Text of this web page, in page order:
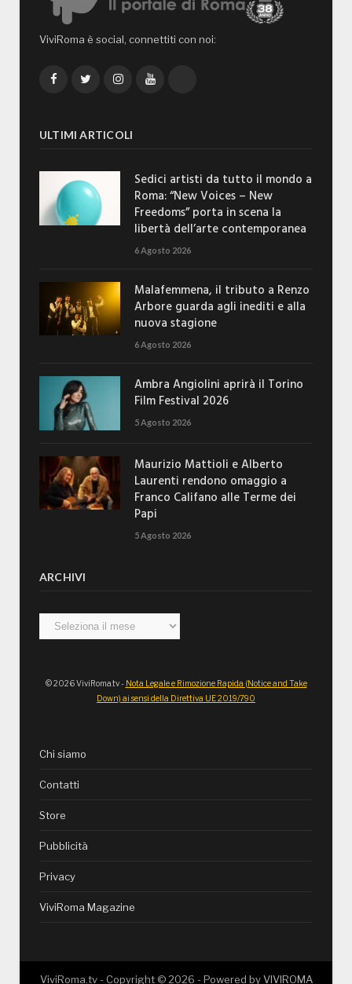
ViviRoma è social, connettiti con noi:
FacebookTwitterInstagramYouTube
ULTIMI ARTICOLI
Sedici artisti da tutto il mondo a
Roma: “New Voices – New
Freedoms” porta in scena la
libertà dell’arte contemporanea
6 Agosto 2026
Malafemmena, il tributo a Renzo
Arbore guarda agli inediti e alla
nuova stagione
6 Agosto 2026
Ambra Angiolini aprirà il Torino
Film Festival 2026
5 Agosto 2026
Maurizio Mattioli e Alberto
Laurenti rendono omaggio a
Franco Califano alle Terme dei
Papi
5 Agosto 2026
ARCHIVI
Archivi
© 2026 ViviRoma.tv - Nota Legale e Rimozione Rapida (Notice and Take
Down) ai sensi della Direttiva UE 2019/790
Chi siamo
Contatti
Store
Pubblicità
Privacy
ViviRoma Magazine
ViviRoma.tv - Copyright © 2026 - Powered byVIVIROMA